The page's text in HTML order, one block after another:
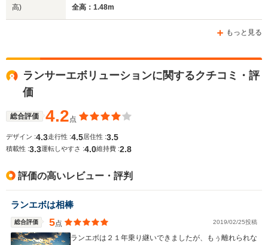
WLTCモード
駆動方式 4WD
ホイー
高)
全高：1.48m
もっと見る
ランサーエボリューションに関するクチコミ・評
価
総合評価 4.2点
デザイン :4.3走行性 :4.5 居住性 :3.5
積載性 :3.3運転しやすさ :4.0維持費 :2.8
評価の高いレビュー・評判
ランエボは相棒
総合評価 5点 2019/02/25投稿
ランエボは２１年乗り継いできましたが、もぅ離れられな